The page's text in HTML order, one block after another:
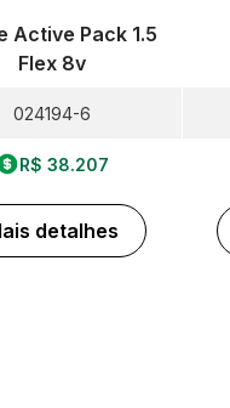
Active Pack 1.5
Flex 8v
024194-6
R$ 38.207
detalhes